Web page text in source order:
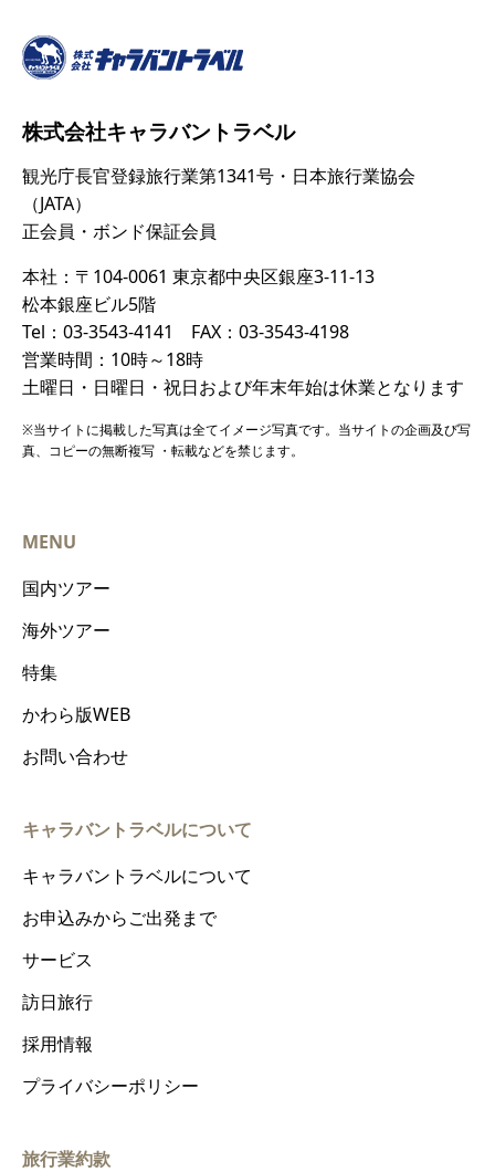
株式会社キャラバントラベル
観光庁長官登録旅行業第1341号・日本旅行業協会
（JATA）
正会員・ボンド保証会員
本社：〒104-0061 東京都中央区銀座3-11-13
松本銀座ビル5階
Tel：03-3543-4141 FAX：03-3543-4198
営業時間：10時～18時
土曜日・日曜日・祝日および年末年始は休業となります
※当サイトに掲載した写真は全てイメージ写真です。当サイトの企画及び写
真、コピーの無断複写 ・転載などを禁じます。
MENU
国内ツアー
海外ツアー
特集
かわら版WEB
お問い合わせ
キャラバントラベルについて
キャラバントラベルについて
お申込みからご出発まで
サービス
訪日旅行
採用情報
プライバシーポリシー
旅行業約款